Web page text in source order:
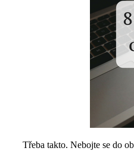
Třeba takto. Nebojte se do